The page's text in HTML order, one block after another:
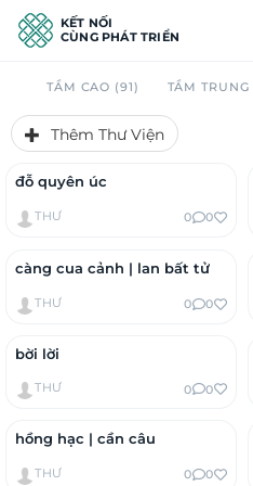
KẾT NỐI
CÙNG PHÁT TRIỂN
TẦM CAO (91) TẦM TRUNG
Thêm Thư Viện
đỗ quyên úc
THƯ 0 0
càng cua cảnh | lan bất tử
THƯ 0 0
bời lời
THƯ 0 0
hồng hạc | cần câu
THƯ 0 0